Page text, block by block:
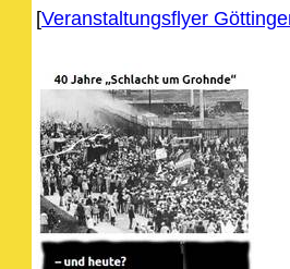
[Veranstaltungsflyer